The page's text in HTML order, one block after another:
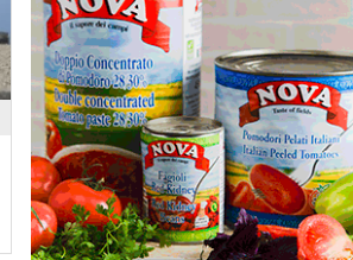
06.08.2026- 13:30 84
BANNER
Tramp: İranla müharibəyə yox, sülhə
üstünlük verərdim
06.08.2026- 13:15 83
GÜNDƏM